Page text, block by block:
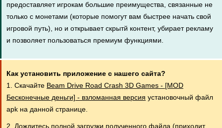
предоставляет игрокам большие преимущества, связанные не
только с монетами (которые помогут вам быстрее начать свой
игровой путь), но и открывает скрытй контент, убирает рекламу
и позволяет пользоваться премиум функциями.
Как установить приложение с нашего сайта?
1. Скачайте Beam Drive Road Crash 3D Games - [MOD
Бесконечные деньги] - взломанная версия установочный файл
apk на данной странице.
2. Дождитесь полной загрузки полученного файла (приходит